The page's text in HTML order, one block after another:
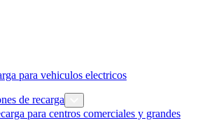
de recarga
para centros comerciales y grandes